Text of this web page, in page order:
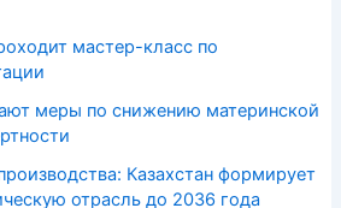
мастер-класс по
меры по снижению материнской
Казахстан формирует
отрасль до 2036 года